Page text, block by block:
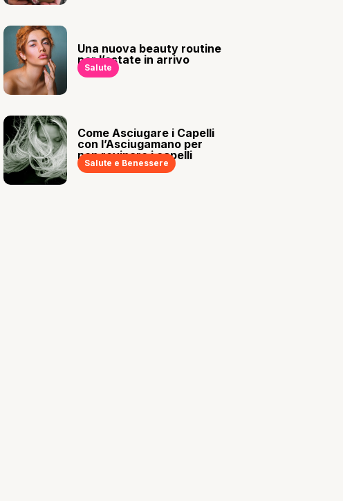
Una nuova beauty routine
per l’estate in arrivo
Salute
Come Asciugare i Capelli
con l’Asciugamano per
non rovinare i capelli
Salute e Benessere